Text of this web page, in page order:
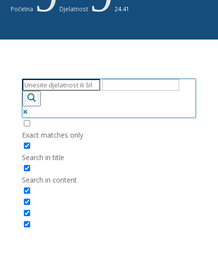
Početna Djelatnost 24.41
Exact matches only
Search in title
Search in content